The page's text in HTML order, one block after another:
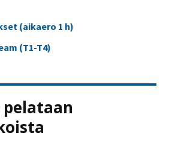
(aikaero 1 h)
(T1-T4)